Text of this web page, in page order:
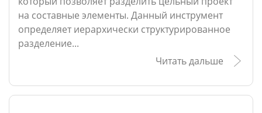
на составные элементы. Данный инструмент
определяет иерархически структурированное
разделение...
Читать дальше